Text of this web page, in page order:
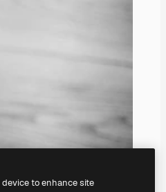
to enhance site